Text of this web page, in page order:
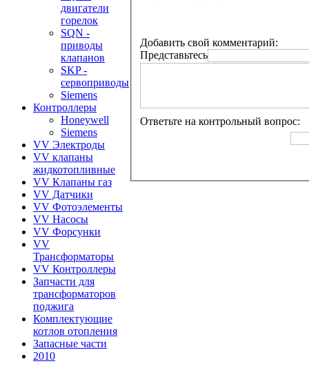
двигатели
горелок
SQN -
приводы
клапанов
SKP -
сервоприводы
Siemens
Контроллеры
Honeywell
Siemens
VV Электроды
VV клапаны
жидкотопливные
VV Клапаны газ
VV Датчики
VV Фотоэлементы
VV Насосы
VV Форсунки
VV
Трансформаторы
VV Контроллеры
Запчасти для
трансформаторов
поджига
Комплектующие
котлов отопления
Запасные части
2010
Добавить свой комментарий:
Представьтесь
Ответьте на контрольный вопрос: